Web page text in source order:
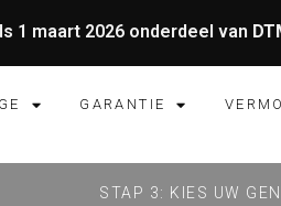
1 maart 2026 onderdeel van
GARANTIE
STAP 3: KIES UW